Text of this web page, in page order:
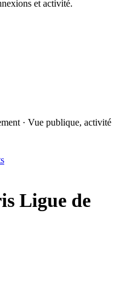
et activité.
· Vue publique, activité
Ligue de